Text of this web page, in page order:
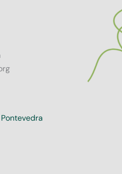
Pontevedra